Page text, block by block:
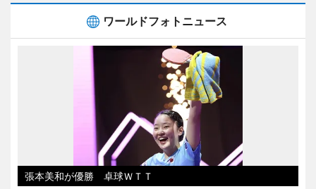
ワールドフォトニュース
張本美和が優勝 卓球ＷＴＴ